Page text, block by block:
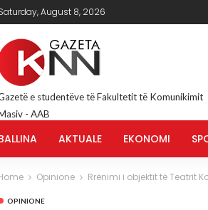
August 8, 2026
e studentëve të Fakultetit të Komunikimit
- AAB
AKTUALE EKONOMI
Opinione Rrënimi i objektit të Teatrit
OPINIONE